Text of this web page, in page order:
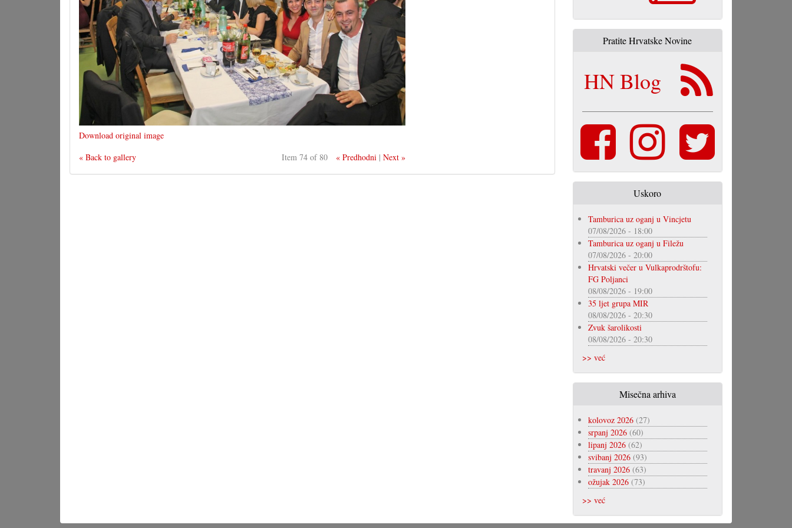
Download original image
« Back to gallery
Item 74 of 80 « Predhodni |Next »
Pratite Hrvatske Novine
HN Blog
Uskoro
Tamburica uz oganj u Vincjetu
07/08/2026 - 18:00
Tamburica uz oganj u Filežu
07/08/2026 - 20:00
Hrvatski večer u Vulkaprodrštofu:
FG Poljanci
08/08/2026 - 19:00
35 ljet grupa MIR
08/08/2026 - 20:30
Zvuk šarolikosti
08/08/2026 - 20:30
>> već
Misečna arhiva
kolovoz 2026(27)
srpanj 2026(60)
lipanj 2026(62)
svibanj 2026(93)
travanj 2026(63)
ožujak 2026(73)
>> već